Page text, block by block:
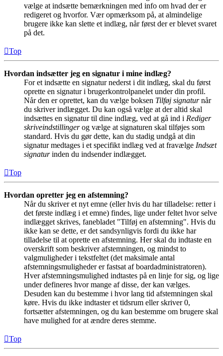
vælge at indsætte bemærkningen med info om hvad der er
redigeret og hvorfor. Vær opmærksom på, at almindelige
brugere ikke kan slette et indlæg, når først der er blevet svaret
på det.
Top
Hvordan indsætter jeg en signatur i mine indlæg?
For et indsætte en signatur nederst i dit indlæg, skal du først
oprette en signatur i brugerkontrolpanelet under din profil.
Når den er oprettet, kan du vælge boksen Tilføj signaturnår
du skriver indlægget. Du kan også vælge at der altid skal
indsættes en signatur til dine indlæg, ved at gå ind i Rediger
skriveindstillingerog vælge at signaturen skal tilføjes som
standard. Hvis du gør dette, kan du stadig undgå at din
signatur medtages i et specifikt indlæg ved at fravælge Indsæt
signaturinden du indsender indlægget.
Top
Hvordan opretter jeg en afstemning?
Når du skriver et nyt emne (eller hvis du har tilladelse: retter i
det første indlæg i et emne) findes, lige under feltet hvor selve
indlægget skrives, fanebladet "Tilføj en afstemning". Hvis du
ikke kan se dette, er det sandsynligvis fordi du ikke har
tilladelse til at oprette en afstemning. Her skal du indtaste en
overskrift som beskriver afstemningen, og mindst to
valgmuligheder i tekstfeltet (det maksimale antal
afstemningsmuligheder er fastsat af boardadministratoren).
Hver afstemningsmulighed indtastes på en linje for sig, og lige
under defineres hvor mange af disse, der kan vælges.
Desuden kan du bestemme i hvor lang tid afstemningen skal
køre. Hvis du ikke indtaster et tidsrum eller skriver 0,
fortsætter afstemningen, og du kan bestemme om brugere skal
have mulighed for at ændre deres stemme.
Top